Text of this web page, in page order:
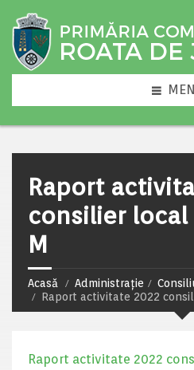
Raport
consilier local
M
Acasă Administrație
Raport activitate 2022
Raport activitate 2022